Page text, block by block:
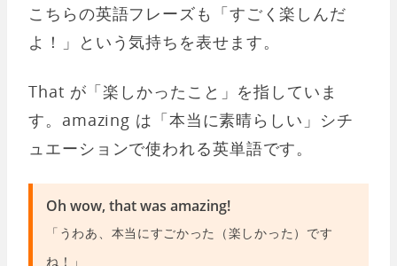
こちらの英語フレーズも「すごく楽しんだ
よ！」という気持ちを表せます。
That が「楽しかったこと」を指していま
す。amazing は「本当に素晴らしい」シチ
ュエーションで使われる英単語です。
Oh wow, that was amazing!
「うわあ、本当にすごかった（楽しかった）です
ね！」